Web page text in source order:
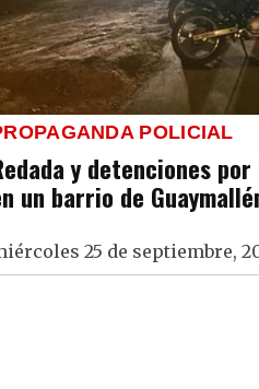
POLICIAL
y detenciones
un barrio de
25 de septiembre,